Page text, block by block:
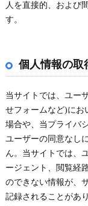
人を直接的、および
す。
個人情報の取
当サイトでは、ユー
せフォームなど)にお
場合や、当プライバ
ユーザーの同意なし
ん。当サイトでは、
ージェント、閲覧経
のできない情報が、
記録されることがあ